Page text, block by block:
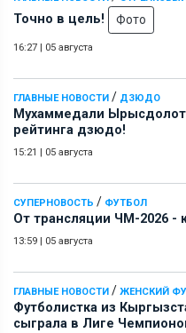
Точно в цель! Фото
16:27 05 августа
ГЛАВНЫЕ НОВОСТИ / ДЗЮДО
Мухаммедали
рейтинга дзюдо!
15:21 05 августа
СУПЕРНОВОСТЬ / ФУТБОЛ
От трансляции ЧМ-2026 -
13:59 05 августа
ГЛАВНЫЕ НОВОСТИ / ЖЕНСКИЙ
Футболистка из
сыграла в Лиге